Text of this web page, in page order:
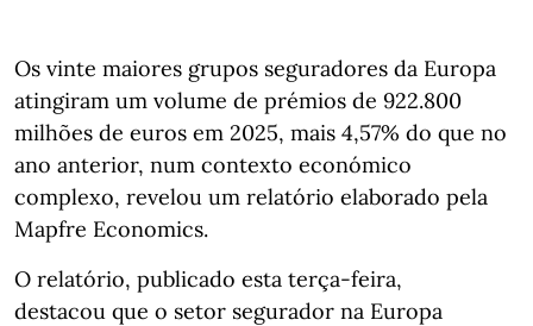
Os vinte maiores grupos seguradores da Europa
atingiram um volume de prémios de 922.800
milhões de euros em 2025, mais 4,57% do que no
ano anterior, num contexto económico
complexo, revelou um relatório elaborado pela
Mapfre Economics.
O relatório, publicado esta terça-feira,
destacou que o setor segurador na Europa